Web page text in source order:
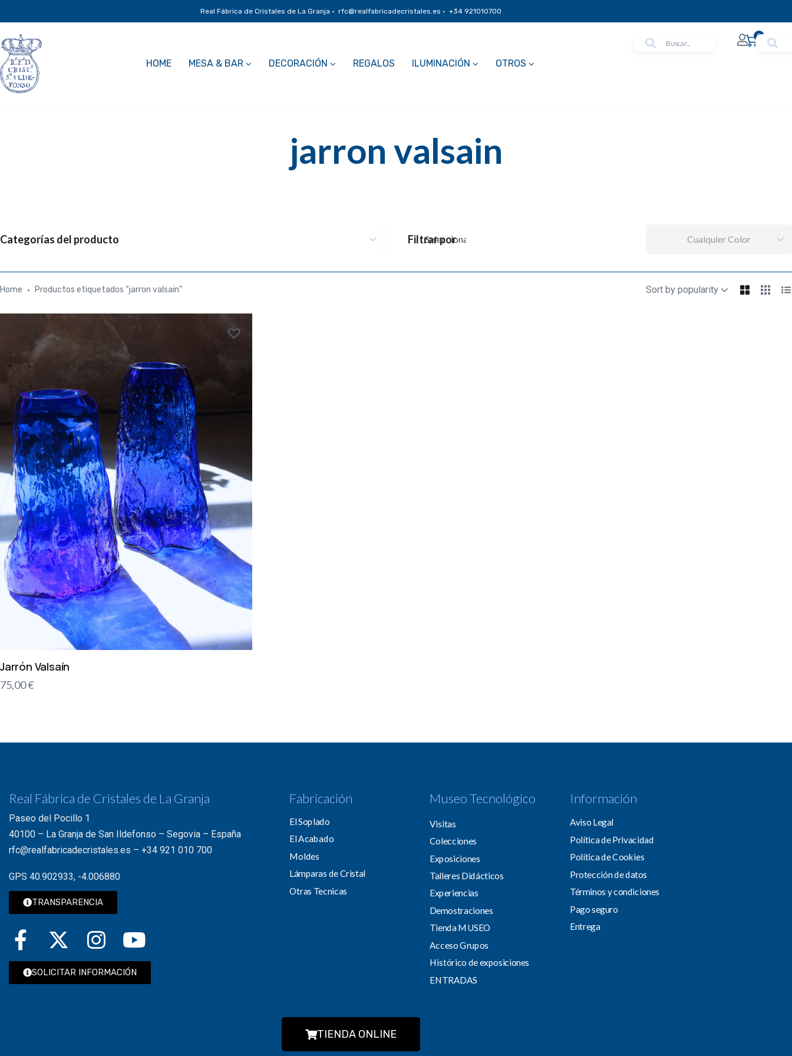
Real Fábrica de Cristales de La Granja · rfc@realfabricadecristales.es · +34 921010700
HOME MESA & BAR DECORACIÓN REGALOS ILUMINACIÓN OTROS
0
jarron valsain
Home Productos etiquetados “jarron valsain”
Jarrón Valsaín
75,00€
Categorías del producto Selecciona una categoría
Filtrar por Cualquier Color
Real Fábrica de Cristales de La Granja
Paseo del Pocillo 1
40100 – La Granja de San Ildefonso – Segovia – España
rfc@realfabricadecristales.es – +34 921 010 700
GPS 40.902933, -4.006880
TRANSPARENCIA
SOLICITAR INFORMACIÓN
Fabricación
El Soplado
El Acabado
Moldes
Lámparas de Cristal
Otras Tecnicas
Museo Tecnológico
Visitas
Colecciones
Exposiciones
Talleres Didácticos
Experiencias
Demostraciones
Tienda MUSEO
Acceso Grupos
Histórico de exposiciones
ENTRADAS
Información
Aviso Legal
Política de Privacidad
Política de Cookies
Protección de datos
Términos y condiciones
Pago seguro
Entrega
TIENDA ONLINE